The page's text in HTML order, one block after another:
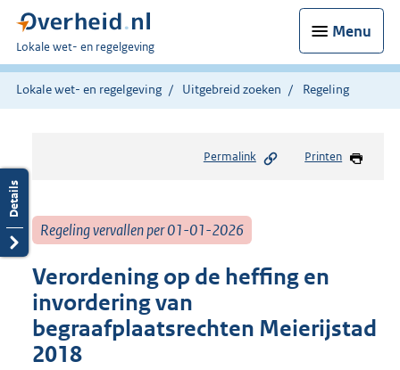
Menu
U
bent
hier:
Lokale wet- en regelgeving
Lokale wet- en regelgeving Uitgebreid zoeken Regeling
Permalink Printen
Regeling vervallen per 01-01-2026
Verordening op de heffing en
invordering van
begraafplaatsrechten Meierijstad
2018